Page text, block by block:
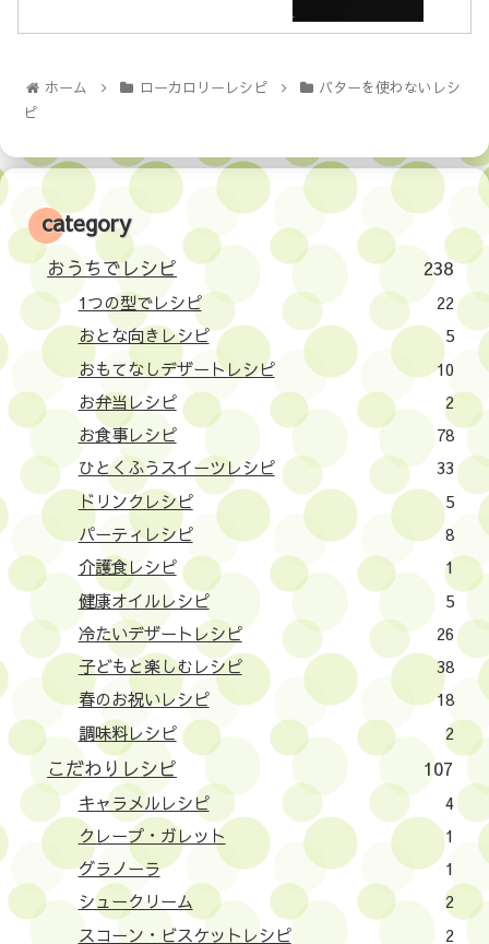
ホーム ローカロリーレシピ
バターを使わないレシ
ピ
category
おうちでレシピ 238
1つの型でレシピ
22
おとな向きレシピ
5
おもてなしデザートレシピ
10
お弁当レシピ
2
お食事レシピ
78
ひとくふうスイーツレシピ
33
ドリンクレシピ
5
パーティレシピ
8
介護食レシピ
1
健康オイルレシピ
5
冷たいデザートレシピ
26
子どもと楽しむレシピ
38
春のお祝いレシピ
18
調味料レシピ
2
こだわりレシピ 107
キャラメルレシピ
4
クレープ・ガレット
1
グラノーラ
1
シュークリーム
2
スコーン・ビスケットレシピ
2